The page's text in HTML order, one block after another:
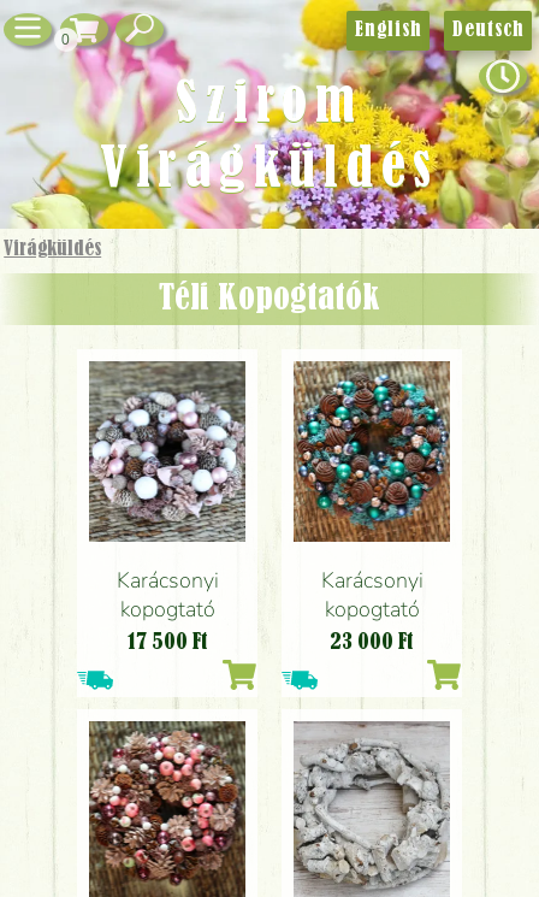
0
Virágküldés
Téli Kopogtatók
Karácsonyi
kopogtató
17 500 Ft
Karácsonyi
kopogtató
23 000 Ft
English Deutsch
Szirom
Virágküldés